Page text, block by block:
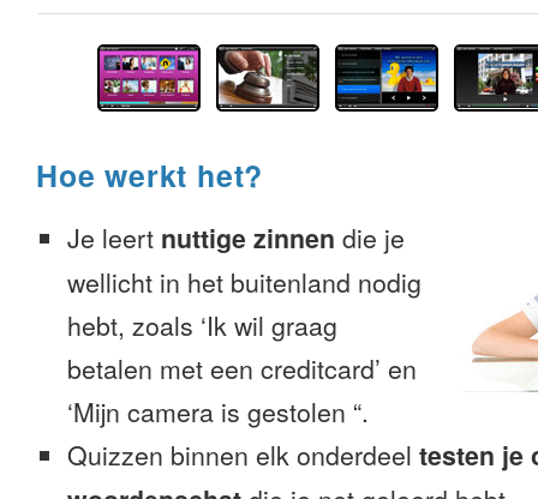
Hoe werkt het?
Je leert nuttige zinnen die je
wellicht in het buitenland nodig
hebt, zoals ‘Ik wil graag
betalen met een creditcard’ en
‘Mijn camera is gestolen “.
Quizzen binnen elk onderdeel testen je